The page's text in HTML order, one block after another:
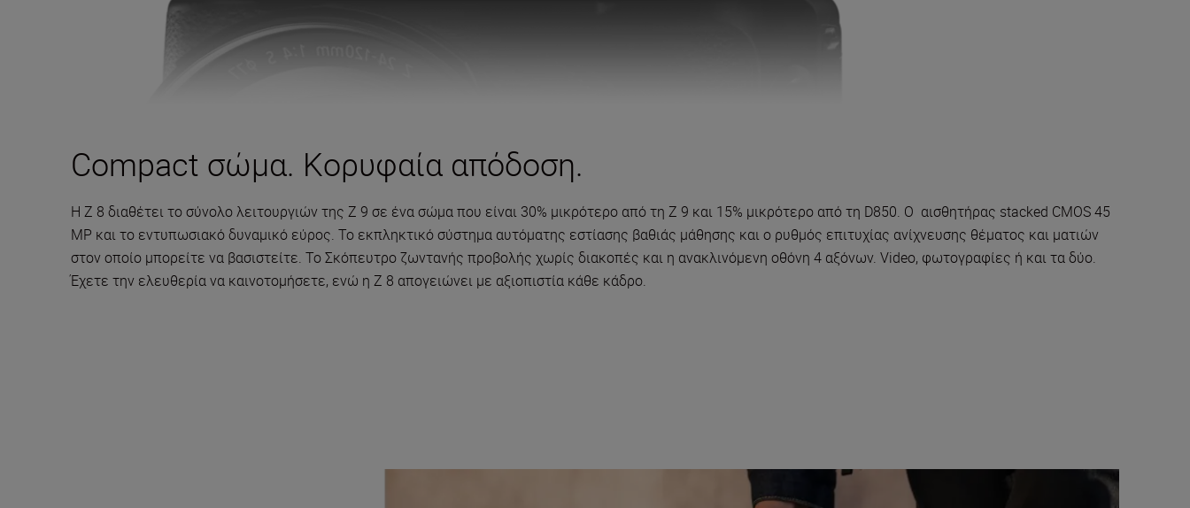
Compact σώμα. Κορυφαία απόδοση.
Η Z 8 διαθέτει το σύνολο λειτουργιών της Z 9 σε ένα σώμα που είναι 30% μικρότερο από τη Z 9 και 15% μικρότερο από τη D850. Ο αισθητήρας stacked CMOS 45
MP και το εντυπωσιακό δυναμικό εύρος. Το εκπληκτικό σύστημα αυτόματης εστίασης βαθιάς μάθησης και ο ρυθμός επιτυχίας ανίχνευσης θέματος και ματιών
στον οποίο μπορείτε να βασιστείτε. Το Σκόπευτρο ζωντανής προβολής χωρίς διακοπές και η ανακλινόμενη οθόνη 4 αξόνων. Video, φωτογραφίες ή και τα δύο.
Έχετε την ελευθερία να καινοτομήσετε, ενώ η Z 8 απογειώνει με αξιοπιστία κάθε κάδρο.